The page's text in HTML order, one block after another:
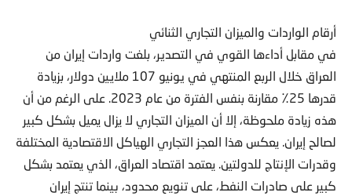
أرقام الواردات والميزان التجاري الثنائي
في مقابل أداءها القوي في التصدير، بلغت واردات إيران من
العراق خلال الربع المنتهي في يونيو 107 ملايين دولار، بزيادة
قدرها 25٪ مقارنة بنفس الفترة من عام 2023. على الرغم من أن
هذه زيادة ملحوظة، إلا أن الميزان التجاري لا يزال يميل بشكل كبير
لصالح إيران. يعكس هذا العجز التجاري الهياكل الاقتصادية المختلفة
وقدرات الإنتاج للدولتين. يعتمد اقتصاد العراق، الذي يعتمد بشكل
كبير على صادرات النفط، على تنويع محدود، بينما تنتج إيران